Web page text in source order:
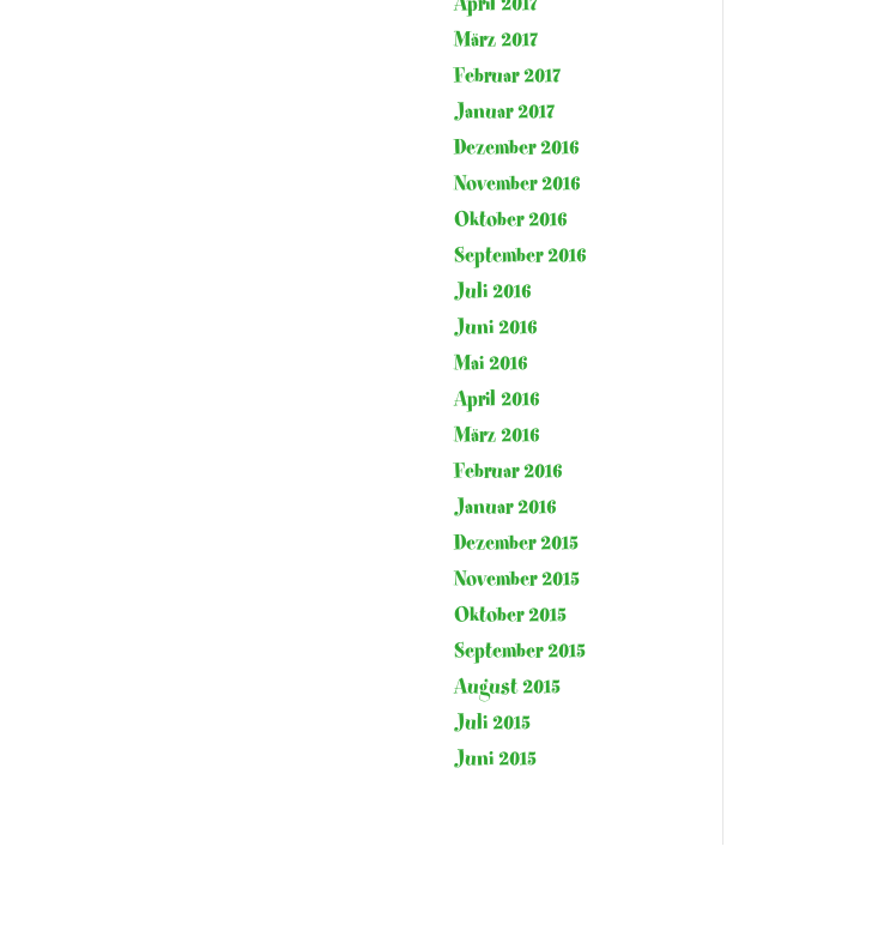
März 2017
Februar 2017
Januar 2017
Dezember 2016
November 2016
Oktober 2016
September 2016
Juli 2016
Juni 2016
Mai 2016
April 2016
März 2016
Februar 2016
Januar 2016
Dezember 2015
November 2015
Oktober 2015
September 2015
August 2015
Juli 2015
Juni 2015